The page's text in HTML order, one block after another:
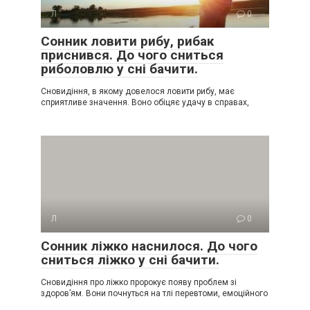
Л 0
Сонник ловити рибу, рибак
приснився. До чого сниться
риболовлю у сні бачити.
Сновидіння, в якому довелося ловити рибу, має
сприятливе значення. Воно обіцяє удачу в справах,
Л 0
Сонник ліжко наснилося. До чого
сниться ліжко у сні бачити.
Сновидіння про ліжко пророкує появу проблем зі
здоров’ям. Вони почнуться на тлі перевтоми, емоційного